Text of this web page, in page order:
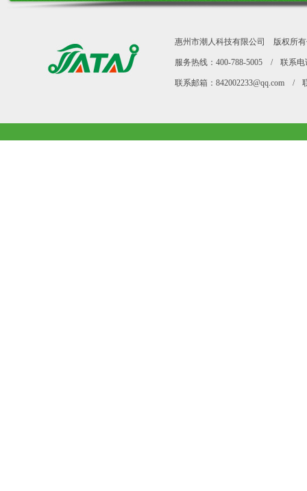
惠州市潮人科技有限公司 版权所
服务热线：400-788-5005 / 联系电
联系邮箱：842002233@qq.com /